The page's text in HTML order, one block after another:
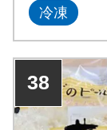
冷凍
38